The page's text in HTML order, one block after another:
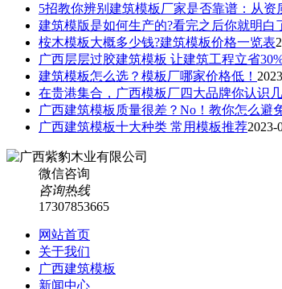
5招教你辨别建筑模板厂家是否靠谱：从资
建筑模版是如何生产的?看完之后你就明白
桉木模板大概多少钱?建筑模板价格一览表
广西层层过胶建筑模板 让建筑工程立省
建筑模板怎么选？模板厂哪家价格低！
在贵港集合，广西模板厂四大品牌你认识
广西建筑模板质量很差？No！教你怎么避
广西建筑模板十大种类 常用模板推荐2023-
微信咨询
咨询热线
17307853665
网站首页
关于我们
广西建筑模板
新闻中心